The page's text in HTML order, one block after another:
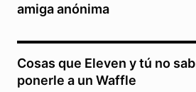
amiga anónima
Cosas que Eleven y tú no
ponerle a un Waffle